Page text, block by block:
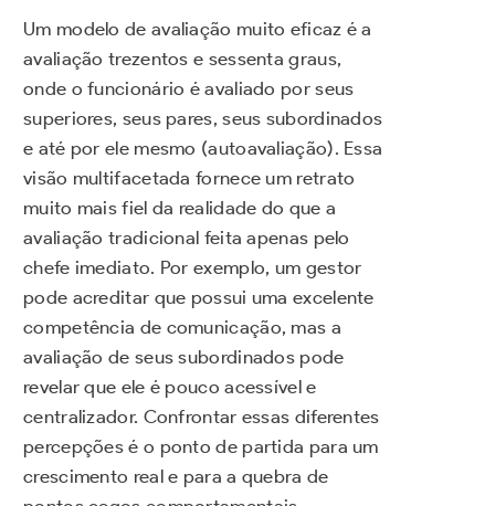
Um modelo de avaliação muito eficaz é a
avaliação trezentos e sessenta graus,
onde o funcionário é avaliado por seus
superiores, seus pares, seus subordinados
e até por ele mesmo (autoavaliação). Essa
visão multifacetada fornece um retrato
muito mais fiel da realidade do que a
avaliação tradicional feita apenas pelo
chefe imediato. Por exemplo, um gestor
pode acreditar que possui uma excelente
competência de comunicação, mas a
avaliação de seus subordinados pode
revelar que ele é pouco acessível e
centralizador. Confrontar essas diferentes
percepções é o ponto de partida para um
crescimento real e para a quebra de